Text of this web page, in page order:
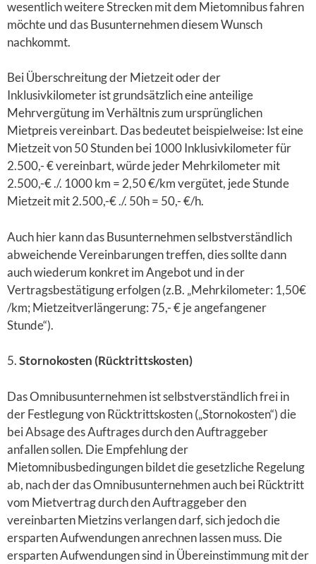
wesentlich weitere Strecken mit dem Mietomnibus fahren
möchte und das Busunternehmen diesem Wunsch
nachkommt.
Bei Überschreitung der Mietzeit oder der
Inklusivkilometer ist grundsätzlich eine anteilige
Mehrvergütung im Verhältnis zum ursprünglichen
Mietpreis vereinbart. Das bedeutet beispielweise: Ist eine
Mietzeit von 50 Stunden bei 1000 Inklusivkilometer für
2.500,- € vereinbart, würde jeder Mehrkilometer mit
2.500,-€ ./. 1000 km = 2,50 €/km vergütet, jede Stunde
Mietzeit mit 2.500,-€ ./. 50h = 50,- €/h.
Auch hier kann das Busunternehmen selbstverständlich
abweichende Vereinbarungen treffen, dies sollte dann
auch wiederum konkret im Angebot und in der
Vertragsbestätigung erfolgen (z.B. „Mehrkilometer: 1,50€
/km; Mietzeitverlängerung: 75,- € je angefangener
Stunde“).
5.Stornokosten (Rücktrittskosten)
Das Omnibusunternehmen ist selbstverständlich frei in
der Festlegung von Rücktrittskosten („Stornokosten“) die
bei Absage des Auftrages durch den Auftraggeber
anfallen sollen. Die Empfehlung der
Mietomnibusbedingungen bildet die gesetzliche Regelung
ab, nach der das Omnibusunternehmen auch bei Rücktritt
vom Mietvertrag durch den Auftraggeber den
vereinbarten Mietzins verlangen darf, sich jedoch die
ersparten Aufwendungen anrechnen lassen muss. Die
ersparten Aufwendungen sind in Übereinstimmung mit der